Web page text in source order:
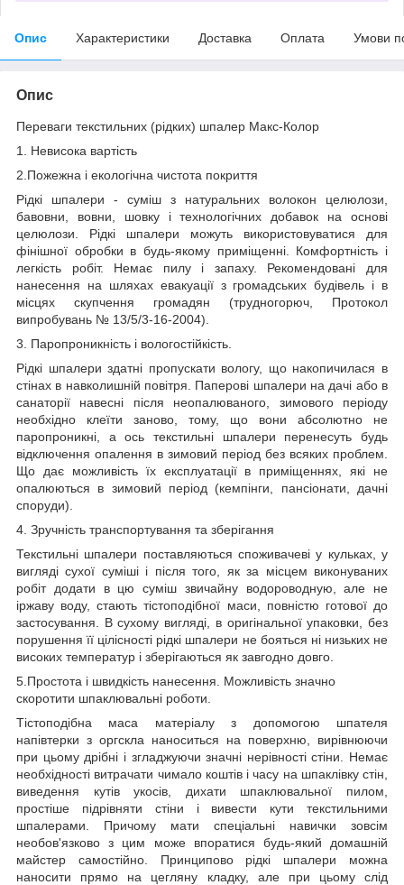
Опис Характеристики Доставка Оплата Умови
Опис
Переваги текстильних (рідких) шпалер Макс-Колор
1. Невисока вартість
2.Пожежна і екологічна чистота покриття
Рідкі шпалери - суміш з натуральних волокон целюлози,
бавовни, вовни, шовку і технологічних добавок на основі
целюлози. Рідкі шпалери можуть використовуватися для
фінішної обробки в будь-якому приміщенні. Комфортність і
легкість робіт. Немає пилу і запаху. Рекомендовані для
нанесення на шляхах евакуації з громадських будівель і в
місцях скупчення громадян (трудногорюч, Протокол
випробувань № 13/5/3-16-2004).
3. Паропроникність і вологостійкість.
Рідкі шпалери здатні пропускати вологу, що накопичилася в
стінах в навколишній повітря. Паперові шпалери на дачі або в
санаторії навесні після неопалюваного, зимового періоду
необхідно клеїти заново, тому, що вони абсолютно не
паропроникні, а ось текстильні шпалери перенесуть будь
відключення опалення в зимовий період без всяких проблем.
Що дає можливість їх експлуатації в приміщеннях, які не
опалюються в зимовий період (кемпінги, пансіонати, дачні
споруди).
4. Зручність транспортування та зберігання
Текстильні шпалери поставляються споживачеві у кульках, у
вигляді сухої суміші і після того, як за місцем виконуваних
робіт додати в цю суміш звичайну водороводную, але не
іржаву воду, стають тістоподібної маси, повністю готової до
застосування. В сухому вигляді, в оригінальної упаковки, без
порушення її цілісності рідкі шпалери не бояться ні низьких не
високих температур і зберігаються як завгодно довго.
5.Простота і швидкість нанесення. Можливість значно
скоротити шпаклювальні роботи.
Тістоподібна маса матеріалу з допомогою шпателя
напівтерки з оргскла наноситься на поверхню, вирівнюючи
при цьому дрібні і згладжуючи значні нерівності стіни. Немає
необхідності витрачати чимало коштів і часу на шпаклівку стін,
виведення кутів укосів, дихати шпаклювальної пилом,
простіше підрівняти стіни і вивести кути текстильними
шпалерами. Причому мати спеціальні навички зовсім
необов'язково з цим може впоратися будь-який домашній
майстер самостійно. Принципово рідкі шпалери можна
наносити прямо на цегляну кладку, але при цьому слід